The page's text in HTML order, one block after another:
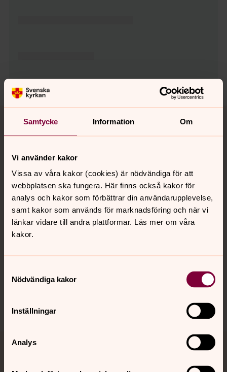
Samtycke Information Om
Vi använder kakor
Vissa av våra kakor (cookies) är nödvändiga för att
webbplatsen ska fungera. Här finns också kakor för
analys och kakor som förbättrar din användarupplevelse,
samt kakor som används för marknadsföring och när vi
länkar vidare till andra plattformar. Läs mer om våra
kakor.
Nödvändiga kakor
Inställningar
Analys
Tillbaka till toppen
Tillbaka till innehållet
Kontakt
Kalender
Hitta snabbt
Sociala kanaler